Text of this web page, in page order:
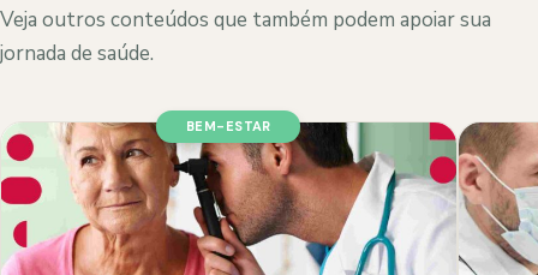
Veja outros conteúdos que também podem apoiar sua
jornada de saúde.
BEM-ESTAR